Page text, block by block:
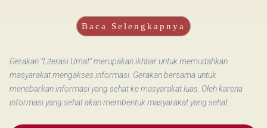
Baca Selengkapnya
Gerakan “Literasi Umat” merupakan ikhtiar untuk memudahkan
masyarakat mengakses informasi. Gerakan bersama untuk
menebarkan informasi yang sehat ke masyarakat luas. Oleh karena
informasi yang sehat akan membentuk masyarakat yang sehat.